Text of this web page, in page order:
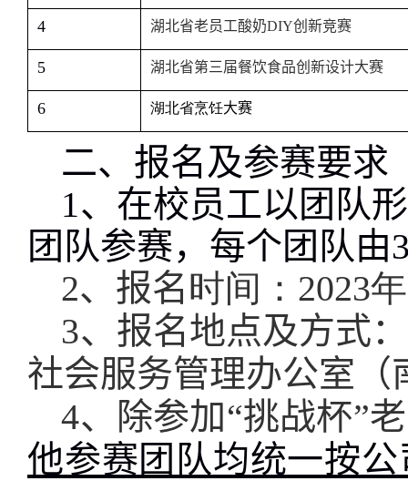
4 湖北省老员工酸奶DIY创新竞赛
5 湖北省第三届餐饮食品创新设计大赛
6 湖北省烹饪大赛
二、报名及参赛要求
1、在校员工以团队
团队参赛，每个团队由
2、报名时间 ：2023年
3、报名地点及方式
社会服务管理办公室（
4、除参加“挑战杯”
他参赛团队均统一按